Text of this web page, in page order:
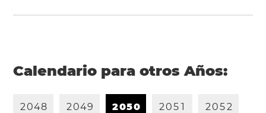
Calendario para otros Años:
2048 2049 2050 205 1 2052